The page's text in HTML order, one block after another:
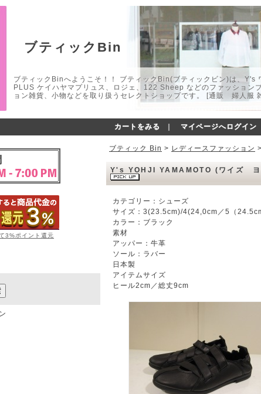
ブティックBin
ブティックBinへようこそ！！ ブティックBin(ブティックビン)は、
PLUS ケイハヤマプリュス、ロジェ、122 Sheep などのファッション
ョン雑貨、小物などを取り扱うセレクトショップです。 [通販 婦人
カートをみる マイページへログイン
3%ポイント還元
ブティック Bin > レディースファッション >
Y's YOHJI YAMAMOTO (ワイズ ヨ
カテゴリー：シューズ
サイズ：3(23.5cm)/4(24,0cm／5（
カラー：ブラック
素材
アッパー：牛革
ソール：ラバー
日本製
アイテムサイズ
ヒール2cm／総丈9cm